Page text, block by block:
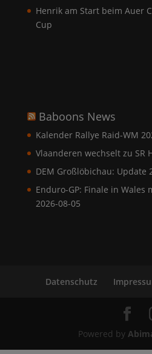
Henrik am Start beim Auer
Cup
Baboons News
Kalender Rallye Raid-WM
Vlaanderen wechselt zu SR
DEM Großlöbichau: Update
Enduro-GP: Finale in Wales
2026-08-05
Datenschutz
Powered by